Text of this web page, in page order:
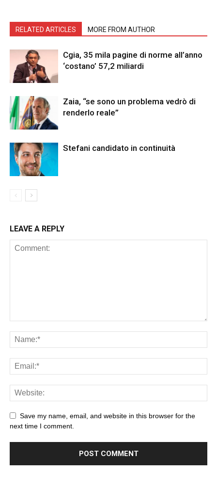
RELATED ARTICLES MORE FROM AUTHOR
Cgia, 35 mila pagine di norme all’anno
‘costano’ 57,2 miliardi
Zaia, “se sono un problema vedrò di
renderlo reale”
Stefani candidato in continuità
LEAVE A REPLY
Save my name, email, and website in this browser for the
next time I comment.